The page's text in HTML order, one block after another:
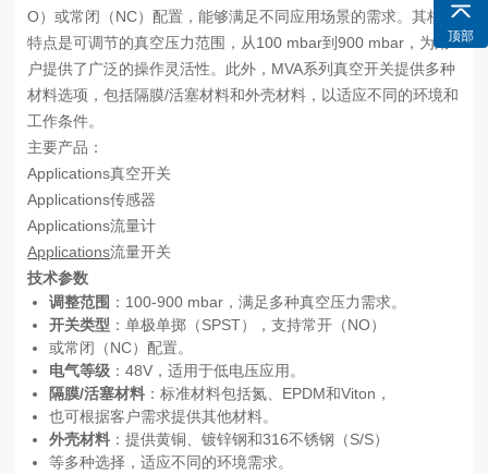
O）或常闭（NC）配置，能够满足不同应用场景的需求。其核心
特点是可调节的真空压力范围，从100 mbar到900 mbar，为用
户提供了广泛的操作灵活性。此外，MVA系列真空开关提供多种
材料选项，包括隔膜/活塞材料和外壳材料，以适应不同的环境和
工作条件。
主要产品：
Applications真空开关
Applications传感器
Applications流量计
Applications流量开关
技术参数
调整范围 ：100-900 mbar，满足多种真空压力需求。
开关类型 ：单极单掷（SPST），支持常开（NO）
或常闭（NC）配置。
电气等级 ：48V，适用于低电压应用。
隔膜/活塞材料 ：标准材料包括氮、EPDM和Viton，
也可根据客户需求提供其他材料。
外壳材料 ：提供黄铜、镀锌钢和316不锈钢（S/S）
等多种选择，适应不同的环境需求。
顶部